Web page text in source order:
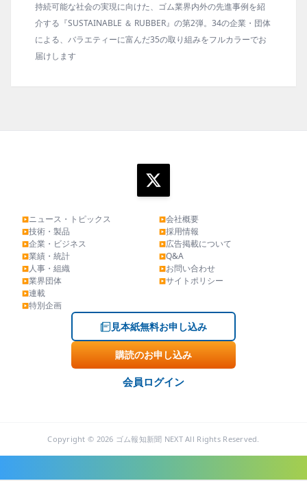
業界内外の先進事例を紹
』の第2弾。34の企業・団体
り組みをフルカラーでお
ゴム報知新聞の姉妹誌。ゴム・エラス
の動向、新製品・技術、原材料動向、
タビュー、海外企業情報、統計などを
▶ニュース・トピックス
▶技術・製品
▶企業・ビジネス
▶業績・統計
▶人事・組織
▶業界団体
▶連載
▶特別企画
▶会社概要
▶採用情報
▶広告掲載について
▶Q&A
▶お問い合わせ
▶サイトポリシー
見本紙無料お申し込み
購読のお申し込み
会員ログイン
Copyright © 2026 ゴム報知新聞 NEXT All Rights Reserved.